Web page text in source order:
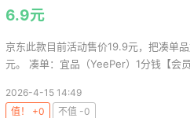
6.9元
京东此款目前活动售价19.9元，把凑单
元。 凑单：宜品（YeePer）1分钱【会
2026-4-15 14:49
值！ +0
不值 -0